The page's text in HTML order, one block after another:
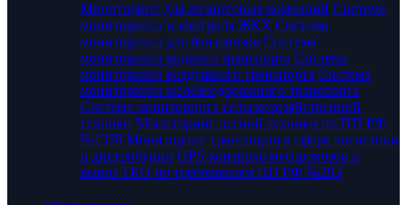
Мониторинг для лизинговых компаний Система
мониторинга и контроля ЖКХ Система
мониторинга для бензовозов Система
мониторинга водного транспорта Система
мониторинга воздушного транспорта Система
мониторинга железнодорожного транспорта
Система мониторинга сельскохозяйственной
техники Мониторинг лесной техники по ПП РФ
№1378 Мониторинг транспорта в сфере логистики
и дистрибуции GPS-контроль мусоровозов и
вывоз ТКО по требованиям ПП РФ №293